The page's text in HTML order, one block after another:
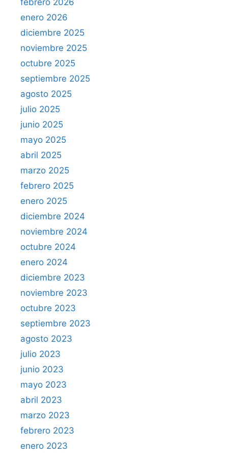
s
e
n
l
a
U
E
y
r
g
u
m
e
n
t
a
q
u
e
c
a
d
a
u
n
o
d
e
b
e
c
o
n
s
enero 2026
diciembre 2025
noviembre 2025
octubre 2025
septiembre 2025
agosto 2025
julio 2025
junio 2025
mayo 2025
abril 2025
marzo 2025
febrero 2025
enero 2025
diciembre 2024
noviembre 2024
octubre 2024
enero 2024
diciembre 2023
noviembre 2023
octubre 2023
septiembre 2023
agosto 2023
julio 2023
junio 2023
mayo 2023
abril 2023
marzo 2023
febrero 2023
enero 2023